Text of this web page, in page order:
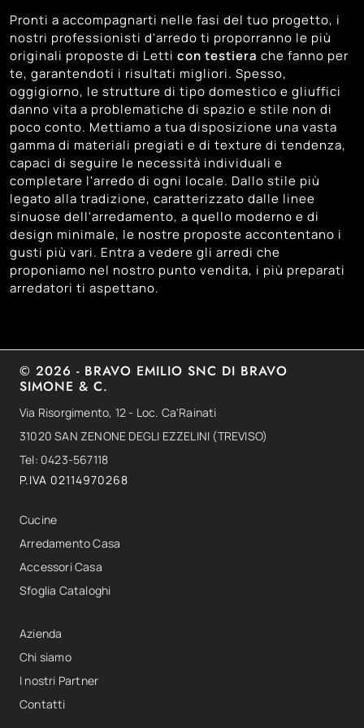
Treviso 153
Venezia 162
Vicenza
Pronti a accompagnarti nelle fasi del tuo progetto, i
nostri professionisti d'arredo ti proporranno le più
originali proposte di Letti con testiera che fanno per
te, garantendoti i risultati migliori. Spesso,
oggigiorno, le strutture di tipo domestico e gliuffici
danno vita a problematiche di spazio e stile non di
poco conto. Mettiamo a tua disposizione una vasta
gamma di materiali pregiati e di texture di tendenza,
capaci di seguire le necessità individuali e
completare l'arredo di ogni locale. Dallo stile più
legato alla tradizione, caratterizzato dalle linee
sinuose dell'arredamento, a quello moderno e di
design minimale, le nostre proposte accontentano i
gusti più vari. Entra a vedere gli arredi che
proponiamo nel nostro punto vendita, i più preparati
arredatori ti aspettano.
© 2026 - BRAVO EMILIO SNC DI BRAVO
SIMONE & C.
Via Risorgimento, 12 - Loc. Ca'Rainati
31020 SAN ZENONE DEGLI EZZELINI (TREVISO)
Tel: 0423-567118
P.IVA 02114970268
Cucine
Arredamento Casa
Accessori Casa
Sfoglia Cataloghi
Azienda
Chi siamo
I nostri Partner
Contatti